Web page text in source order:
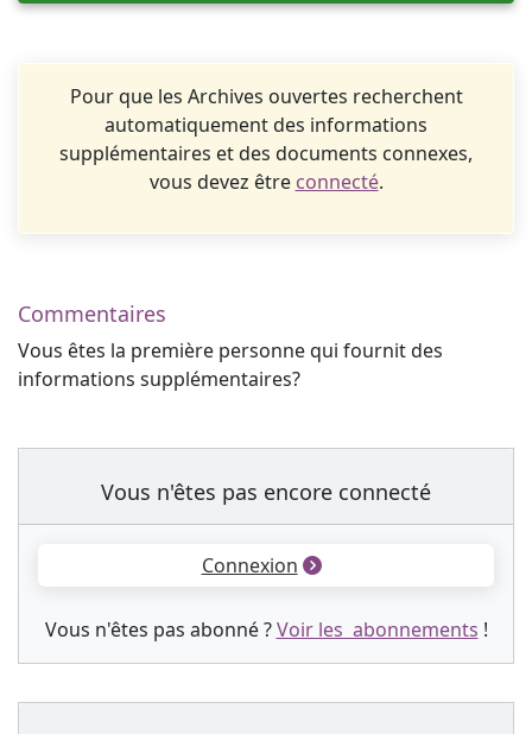
Pour que les Archives ouvertes recherchent
automatiquement des informations
supplémentaires et des documents connexes,
vous devez être connecté.
Commentaires
Vous êtes la première personne qui fournit des
informations supplémentaires?
Vous n'êtes pas encore connecté
Connexion
Vous n'êtes pas abonné ?Voir les abonnements !